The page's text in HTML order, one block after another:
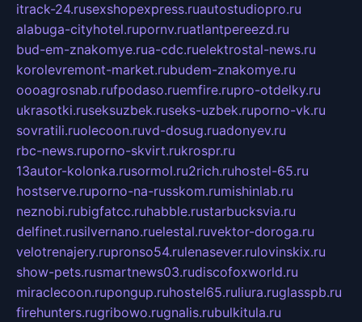
itrack-24.rusexshopexpress.ruautostudiopro.ru
alabuga-cityhotel.rupornv.ruatlantpereezd.ru
bud-em-znakomye.rua-cdc.ruelektrostal-news.ru
korolevremont-market.rubudem-znakomye.ru
oooagrosnab.rufpodaso.ruemfire.rupro-otdelky.ru
ukrasotki.ruseksuzbek.ruseks-uzbek.ruporno-vk.ru
sovratili.ruolecoon.ruvd-dosug.ruadonyev.ru
rbc-news.ruporno-skvirt.rukrospr.ru
13autor-kolonka.rusormol.ru2rich.ruhostel-65.ru
hostserve.ruporno-na-russkom.rumishinlab.ru
neznobi.rubigfatcc.ruhabble.rustarbucksvia.ru
delfinet.rusilvernano.ruelestal.ruvektor-doroga.ru
velotrenajery.rupronso54.rulenasever.rulovinskix.ru
show-pets.rusmartnews03.rudiscofoxworld.ru
miraclecoon.rupongup.ruhostel65.ruliura.ruglasspb.ru
firehunters.rugribowo.rugnalis.rubulkitula.ru